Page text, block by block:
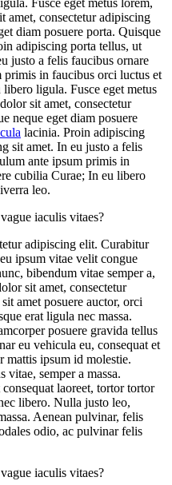
amet, consectetur adipiscing
diam posuere porta. Quisque
adipiscing porta tellus, ut
justo a felis faucibus ornare
primis in faucibus orci luctus et
ligula. Fusce eget metus
sit amet, consectetur
neque eget diam posuere
lacinia. Proin adipiscing
sit amet. In eu justo a felis
ante ipsum primis in
cubilia Curae; In eu libero
leo.
iaculis vitaes?
adipiscing elit. Curabitur
ipsum vitae velit congue
bibendum vitae semper a,
sit amet, consectetur
amet posuere auctor, orci
erat ligula nec massa.
posuere gravida tellus
eu vehicula eu, consequat et
mattis ipsum id molestie.
semper a massa.
laoreet, tortor tortor
libero. Nulla justo leo,
Aenean pulvinar, felis
odio, ac pulvinar felis
iaculis vitaes?